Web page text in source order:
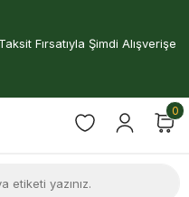
Fırsatıyla Şimdi Alışverişe
0